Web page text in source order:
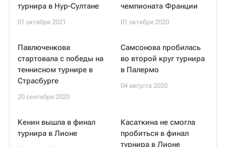
турнира в Нур-Султане
01 октября 2021
чемпионата Франции
01 октября 2020
Павлюченкова
стартовала с победы на
теннисном турнире в
Страсбурге
20 сентября 2020
Самсонова пробилась
во второй круг турнира
в Палермо
04 августа 2020
Кенин вышла в финал
турнира в Лионе
Касаткина не смогла
пробиться в финал
турнира в Лионе